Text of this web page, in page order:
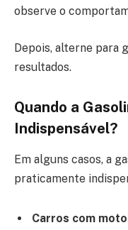
observe o
Depois, alterne para
resultados.
Quando a
Indispensável?
Em alguns casos, a
praticamente
Carros com